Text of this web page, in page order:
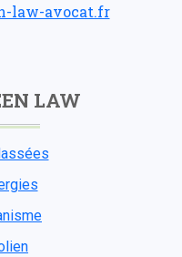
law-avocat.fr
LAW